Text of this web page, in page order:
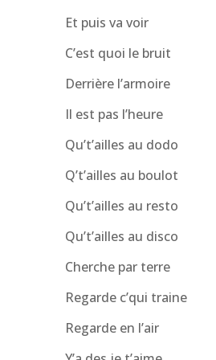
Et puis va voir
C’est quoi le bruit
Derrière l’armoire
Il est pas l’heure
Qu’t’ailles au dodo
Q’t’ailles au boulot
Qu’t’ailles au resto
Qu’t’ailles au disco
Cherche par terre
Regarde c’qui traine
Regarde en l’air